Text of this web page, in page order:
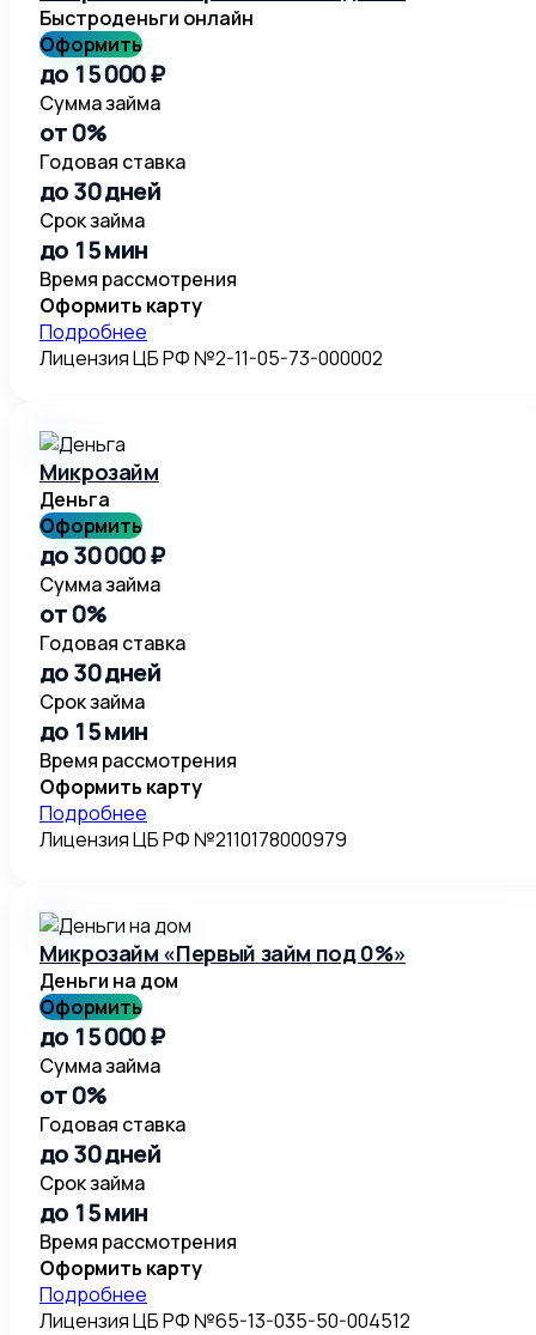
Быстроденьги онлайн
Оформить
до 15 000 ₽
Сумма займа
от 0%
Годовая ставка
до 30 дней
Срок займа
до 15 мин
Время рассмотрения
Оформить карту
Подробнее
Лицензия ЦБ РФ №2-11-05-73-000002
Микрозайм
Деньга
Оформить
до 30 000 ₽
Сумма займа
от 0%
Годовая ставка
до 30 дней
Срок займа
до 15 мин
Время рассмотрения
Оформить карту
Подробнее
Лицензия ЦБ РФ №2110178000979
Микрозайм «Первый займ под 0%»
Деньги на дом
Оформить
до 15 000 ₽
Сумма займа
от 0%
Годовая ставка
до 30 дней
Срок займа
до 15 мин
Время рассмотрения
Оформить карту
Подробнее
Лицензия ЦБ РФ №65-13-035-50-004512